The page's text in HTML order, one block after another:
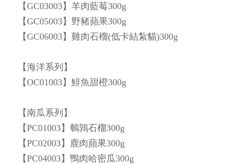
【GC03003】羊肉藍莓300g
【GC05003】野豬蘋果300g
【GC06003】雞肉石榴(低卡結紮貓)300g
【海洋系列】
【OC01003】鯡魚甜橙300g
【南瓜系列】
【PC01003】鵪鶉石榴300g
【PC02003】鹿肉蘋果300g
【PC04003】鴨肉哈密瓜300g